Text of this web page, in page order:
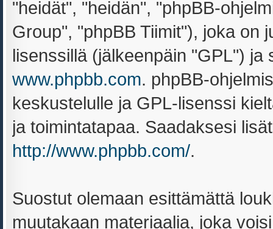
"heidät", "heidän", "phpBB-
Group", "phpBB Tiimit"), joka on
lisenssillä (jälkeenpäin "GPL")
www.phpbb.com. phpBB-
keskustelulle ja GPL-lisenssi
ja toimintatapaa. Saadaksesi
http://www.phpbb.com/.
Suostut olemaan esittämättä
muutakaan materiaalia, joka